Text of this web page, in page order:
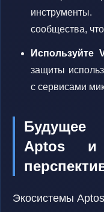
сообщества,
Используйте
защиты
с сервисами
Aptos
Экосистемы